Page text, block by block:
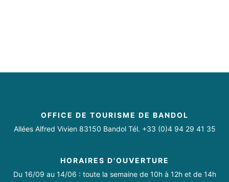
OFFICE DE TOURISME DE BANDOL
Allées Alfred Vivien 83150 Bandol Tél. +33 (0)4 94 29 41 35
HORAIRES D'OUVERTURE
Du 16/09 au 14/06 : toute la semaine de 10h à 12h et de 14h